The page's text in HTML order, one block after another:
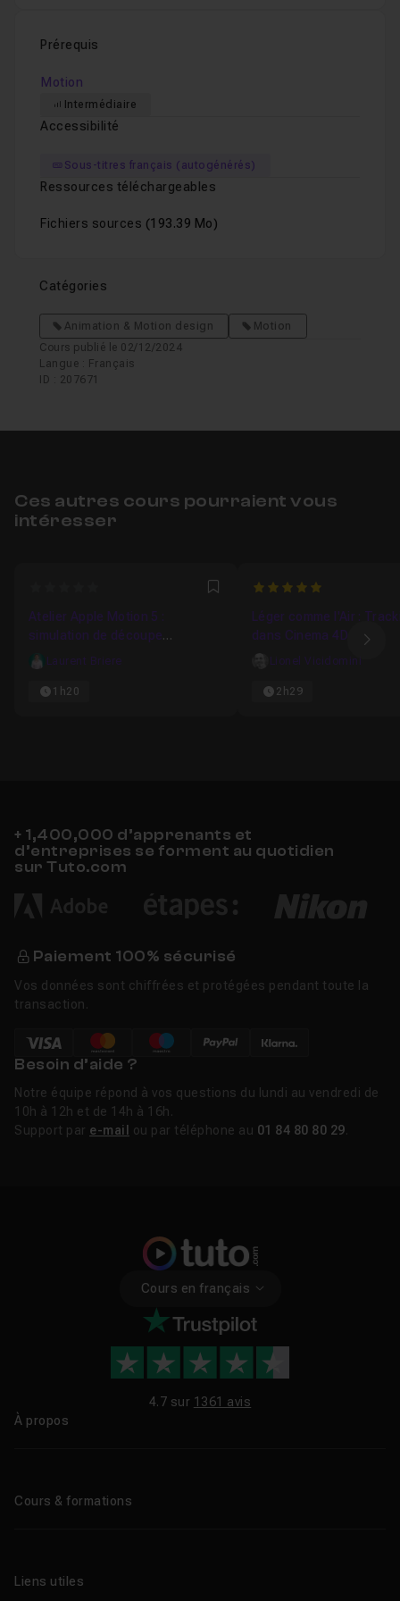
Leçon 10
Leçon 12
Prérequis
Motion
Intermédiaire
Accessibilité
Sous-titres français (autogénérés)
Ressources téléchargeables
Fichiers sources (193.39 Mo)
Catégories
Animation & Motion design
Motion
Cours publié le 02/12/2024
Langue : Français
ID : 207671
Ces autres cours pourraient vous
intéresser
Favori
Atelier Apple Motion 5 :
simulation de découpe
pyrotechnique
Laurent Briere
1h20
5
Léger comme l'Air :
dans Cinema 4D
Lionel Vicidomini
2h29
+ 1,400,000 d’apprenants et
d’entreprises se forment au quotidien
sur Tuto.com
Paiement 100% sécurisé
Vos données sont chiffrées et protégées pendant toute la
transaction.
Besoin d’aide ?
Notre équipe répond à vos questions du lundi au vendredi de
10h à 12h et de 14h à 16h.
Support par e-mail ou par téléphone au 01 84 80 80 29
Cours en français
4.7 sur 1361 avis
À propos
Cours & formations
Formations certifiantes
Liens utiles